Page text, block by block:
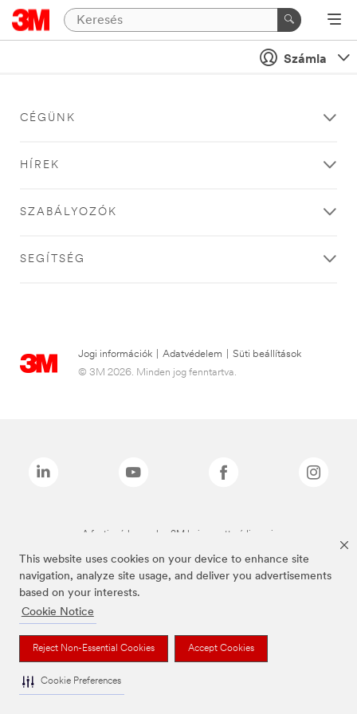
This website uses cookies on your device to enhance site
navigation, analyze site usage, and deliver you advertisements
based on your interests.
Cookie Notice
Reject Non-Essential Cookies Accept Cookies
Cookie Preferences
Számla
CÉGÜNK
HÍREK
SZABÁLYOZÓK
SEGÍTSÉG
Jogi információk Adatvédelem
Süti beállítások
© 3M 2026. Minden jog fenntartva.
A fenti márkanevek a 3M bejegyzett védjegyei.